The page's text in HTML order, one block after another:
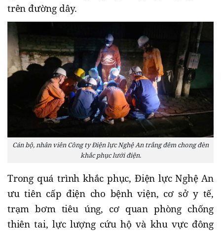
trên đường dây.
Cán bộ, nhân viên Công ty Điện lực Nghệ An trắng đêm chong đèn
khắc phục lưới điện.
Trong quá trình khắc phục, Điện lực Nghệ An
ưu tiên cấp điện cho bệnh viện, cơ sở y tế,
trạm bơm tiêu úng, cơ quan phòng chống
thiên tai, lực lượng cứu hộ và khu vực đông